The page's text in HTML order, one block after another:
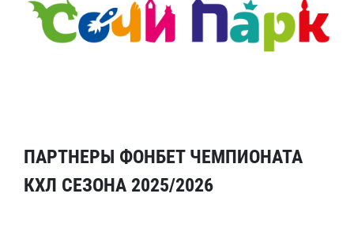
ПАРТНЕРЫ ФОНБЕТ ЧЕМПИОНАТА
КХЛ СЕЗОНА 2025/2026